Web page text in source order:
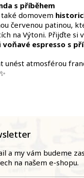
s příběhem
domovem
červenou patinou,
na Výtoni. Přijďte si
voňavé espresso s
unést atmosférou
a my vám budeme
na našem e-shopu.